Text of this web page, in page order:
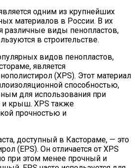
одним из крупнейших
материалов в России. В их
различные виды пенопластов,
в строительстве.
видов пенопластов,
является
(XPS). Этот материал
способностью,
для использования при
и крыш. XPS также
прочностью и
доступный в Кастораме, — это
(EPS). Он отличается от XPS
при этом менее прочный и